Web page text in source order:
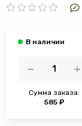
Сумма заказа:
585 ₽